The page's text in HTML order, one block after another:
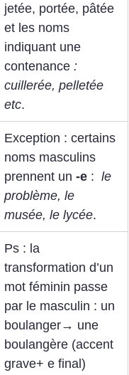
jetée, portée, pâtée
et les noms
indiquant une
contenance :
cuillerée, pelletée
etc.
Exception : certains
noms masculins
prennent un -e : le
problème, le
musée, le lycée.
Ps : la
transformation d’un
mot féminin passe
par le masculin : un
boulanger→ une
boulangère (accent
grave+ e final)